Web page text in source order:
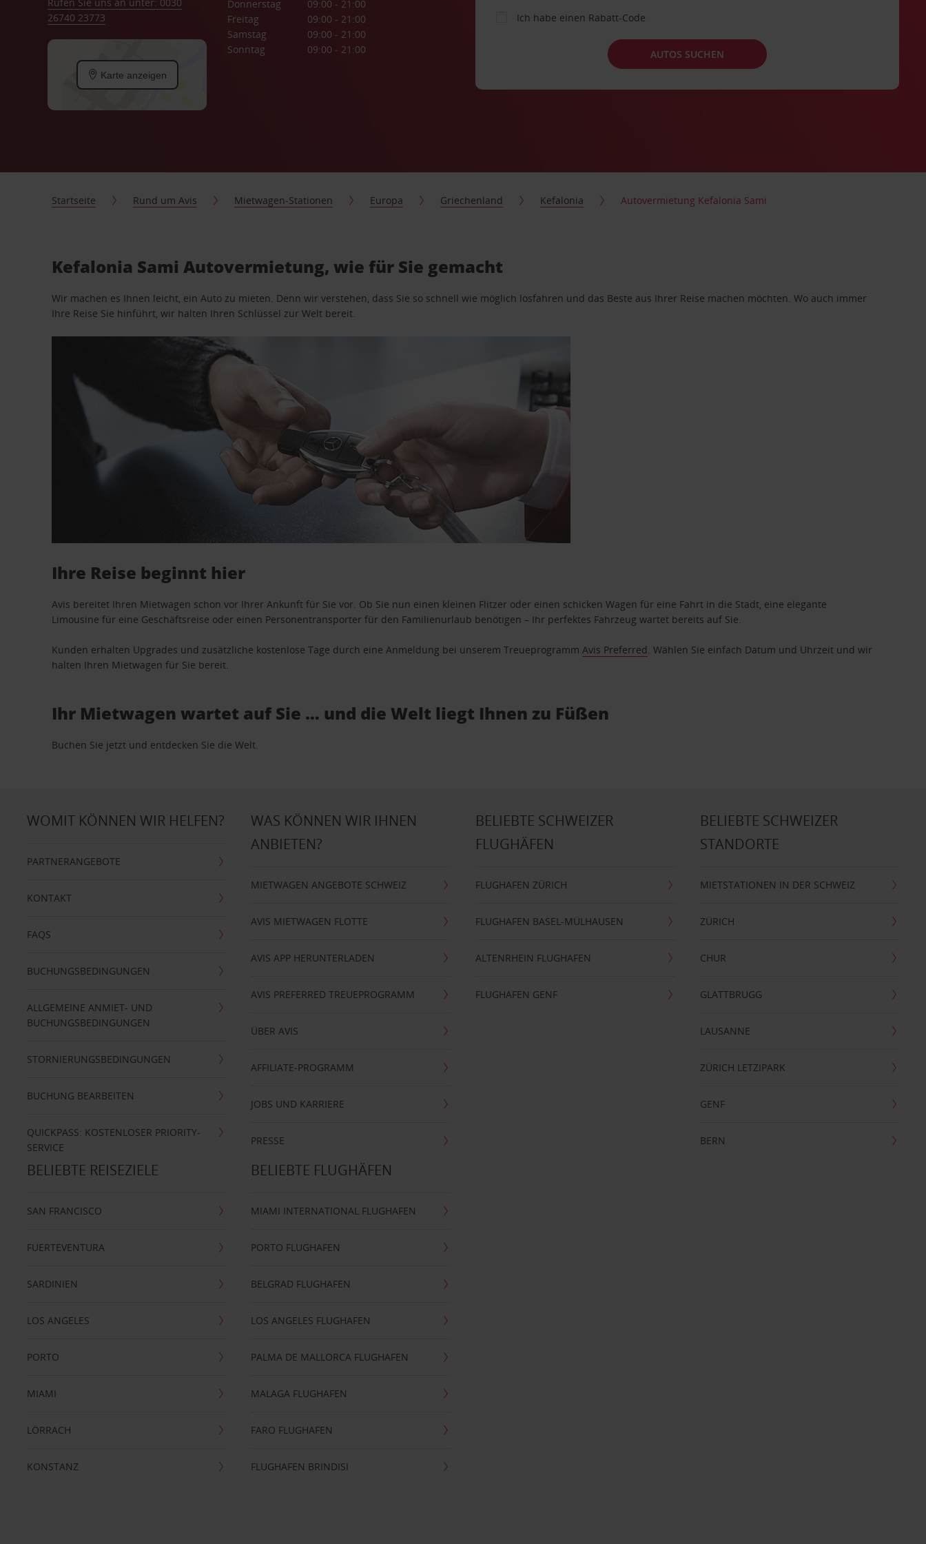
26740 23773
Karte anzeigen
Donnerstag
09:00 - 21:00
Freitag
09:00 - 21:00
Samstag
09:00 - 21:00
Sonntag
09:00 - 21:00
Ich habe einen Rabatt-Code
AUTOS SUCHEN
Startseite Rund um Avis Mietwagen-Stationen Europa Griechenland Kefalonia Autovermietung Kefalonia Sami
Kefalonia Sami Autovermietung, wie für Sie gemacht
Wir machen es Ihnen leicht, ein Auto zu mieten. Denn wir verstehen, dass Sie so schnell wie möglich losfahren und das Beste aus Ihrer Reise machen möchten. Wo auch immer
Ihre Reise Sie hinführt, wir halten Ihren Schlüssel zur Welt bereit.
Ihre Reise beginnt hier
Avis bereitet Ihren Mietwagen schon vor Ihrer Ankunft für Sie vor. Ob Sie nun einen kleinen Flitzer oder einen schicken Wagen für eine Fahrt in die Stadt, eine elegante
Limousine für eine Geschäftsreise oder einen Personentransporter für den Familienurlaub benötigen – Ihr perfektes Fahrzeug wartet bereits auf Sie.
Kunden erhalten Upgrades und zusätzliche kostenlose Tage durch eine Anmeldung bei unserem TreueprogrammAvis Preferred. Wählen Sie einfach Datum und Uhrzeit und wir
halten Ihren Mietwagen für Sie bereit.
Ihr Mietwagen wartet auf Sie … und die Welt liegt Ihnen zu Füßen
Buchen Sie jetzt und entdecken Sie die Welt.
WOMIT KÖNNEN WIR HELFEN?
PARTNERANGEBOTE
KONTAKT
FAQS
BUCHUNGSBEDINGUNGEN
ALLGEMEINE ANMIET- UND
BUCHUNGSBEDINGUNGEN
STORNIERUNGSBEDINGUNGEN
BUCHUNG BEARBEITEN
QUICKPASS: KOSTENLOSER PRIORITY-
SERVICE
WAS KÖNNEN WIR IHNEN
ANBIETEN?
MIETWAGEN ANGEBOTE SCHWEIZ
AVIS MIETWAGEN FLOTTE
AVIS APP HERUNTERLADEN
AVIS PREFERRED TREUEPROGRAMM
ÜBER AVIS
AFFILIATE-PROGRAMM
JOBS UND KARRIERE
PRESSE
BELIEBTE SCHWEIZER
FLUGHÄFEN
FLUGHAFEN ZÜRICH
FLUGHAFEN BASEL-MÜLHAUSEN
ALTENRHEIN FLUGHAFEN
FLUGHAFEN GENF
BELIEBTE SCHWEIZER
STANDORTE
MIETSTATIONEN IN DER SCHWEIZ
ZÜRICH
CHUR
GLATTBRUGG
LAUSANNE
ZÜRICH LETZIPARK
GENF
BERN
BELIEBTE REISEZIELE
SAN FRANCISCO
FUERTEVENTURA
SARDINIEN
LOS ANGELES
PORTO
MIAMI
LÖRRACH
KONSTANZ
BELIEBTE FLUGHÄFEN
MIAMI INTERNATIONAL FLUGHAFEN
PORTO FLUGHAFEN
BELGRAD FLUGHAFEN
LOS ANGELES FLUGHAFEN
PALMA DE MALLORCA FLUGHAFEN
MALAGA FLUGHAFEN
FARO FLUGHAFEN
FLUGHAFEN BRINDISI